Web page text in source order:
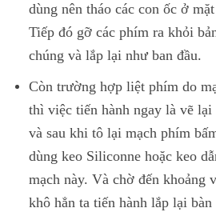
dùng nên tháo các con ốc ở
Tiếp đó gỡ các phím ra khỏi
chúng và lắp lại như ban đầu.
Còn trường hợp liệt phím do
thì việc tiến hành ngay là vẽ lại
và sau khi tô lại mạch phím
dùng keo Siliconne hoặc keo
mạch này. Và chờ đến khoảng
khô hẳn ta tiến hành lắp lại